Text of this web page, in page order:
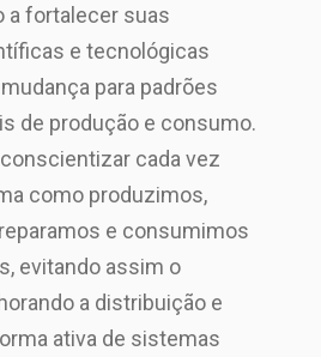
a fortalecer suas
e tecnológicas
para padrões
de produção e consumo.
cada vez
como produzimos,
e consumimos
evitando assim o
a distribuição e
ativa de sistemas